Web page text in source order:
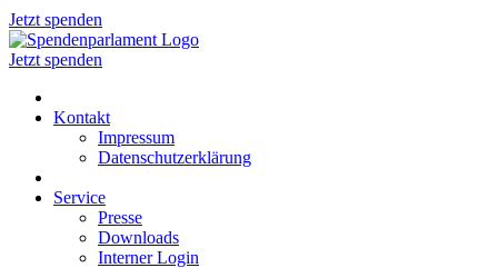
Jetzt spenden
Jetzt spenden
Kontakt
Impressum
Datenschutzerklärung
Service
Presse
Downloads
Interner Login